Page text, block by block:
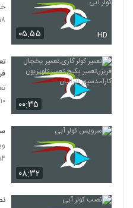
۰۵:۵۵ HD
۱۸ بازدید
۰۰:۳۵
۱۰ بازدید
۰۸:۳۲
۱۴ بازدید